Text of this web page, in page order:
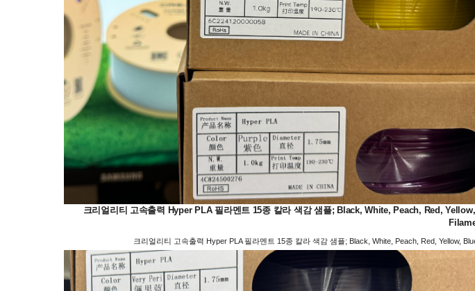
크리얼리티 고속출력 Hyper PLA 필라멘트 15종 칼라 색감 샘플; Black, White, Peach, Red,
크리얼리티 고속출력 Hyper PLA 필라멘트 15종 칼라 색감 샘플; Black, White, Peach, Red, Yellow,